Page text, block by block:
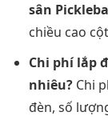
sân
chiều cao
Chi phí lắp
nhiêu?Chi
đèn, số